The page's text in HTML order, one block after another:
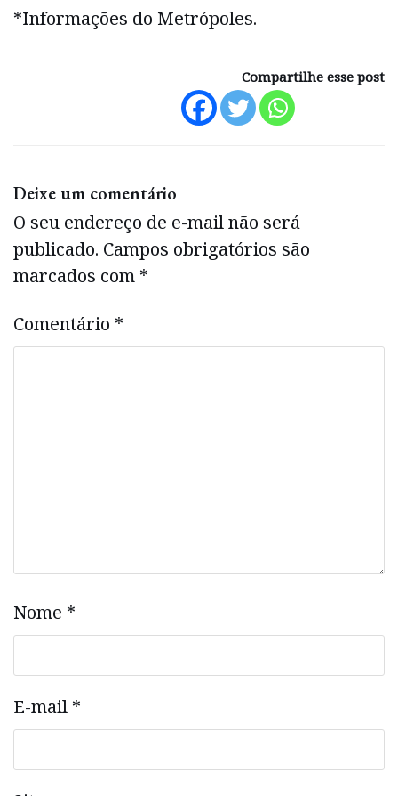
*Informações do Metrópoles.
Compartilhe esse post
Deixe um comentário
O seu endereço de e-mail não será
publicado. Campos obrigatórios são
marcados com *
Comentário *
Nome *
E-mail *